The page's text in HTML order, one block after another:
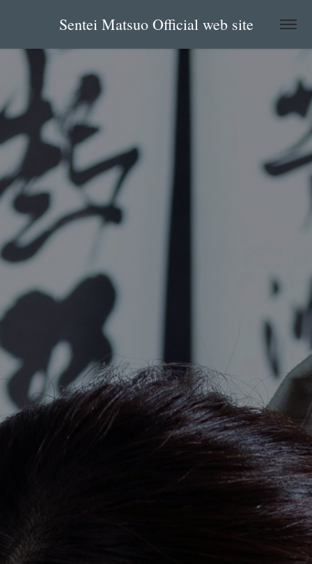
Sentei Matsuo Official web site